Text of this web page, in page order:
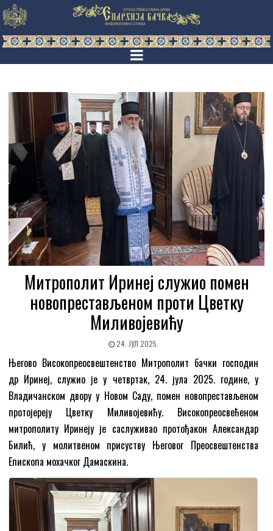
Митрополит Иринеј служио помен
новопрестављеном проти Цветку
Миливојевићу
24. ЈУЛ 2025.
Његово Високопреосвештенство Митрополит бачки господин
др Иринеј, служио је у четвртак, 24. јула 2025. године, у
Владичанском двору у Новом Саду, помен новопрестављеном
протојереју Цветку Миливојевићу. Високопреосвећеном
митрополиту Иринеју је саслуживао протођакон Александар
Билић, у молитвеном присуству Његовог Преосвештенства
Епископа мохачког Дамаскина.